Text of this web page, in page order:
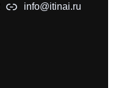
info@itinai.ru